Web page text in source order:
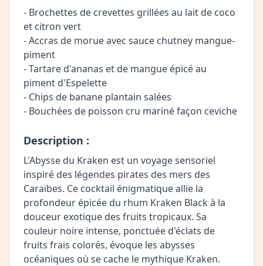
- Brochettes de crevettes grillées au lait de coco
et citron vert
- Accras de morue avec sauce chutney mangue-
piment
- Tartare d'ananas et de mangue épicé au
piment d'Espelette
- Chips de banane plantain salées
- Bouchées de poisson cru mariné façon ceviche
Description :
L'Abysse du Kraken est un voyage sensoriel
inspiré des légendes pirates des mers des
Caraïbes. Ce cocktail énigmatique allie la
profondeur épicée du rhum Kraken Black à la
douceur exotique des fruits tropicaux. Sa
couleur noire intense, ponctuée d'éclats de
fruits frais colorés, évoque les abysses
océaniques où se cache le mythique Kraken.